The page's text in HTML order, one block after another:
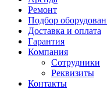
Ремонт
Подбор
Доставка и оплата
Гарантия
Компания
Сотрудники
Реквизиты
Контакты